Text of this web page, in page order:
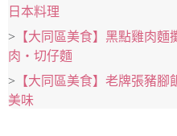
日本料理
> 【大同區美食】黑點雞肉
肉‧切仔麵
> 【大同區美食】老牌張豬
美味